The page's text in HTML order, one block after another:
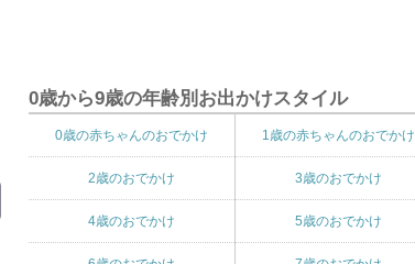
0歳から9歳の年齢別お出かけスタイル
0歳の赤ちゃんのおでかけ 1歳の赤ちゃんのおでかけ
2歳のおでかけ 3歳のおでかけ
4歳のおでかけ 5歳のおでかけ